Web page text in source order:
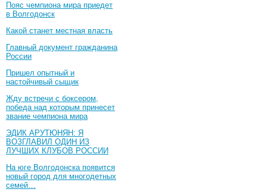
Пояс чемпиона мира приедет
в Волгодонск
Какой станет местная власть
Главный документ гражданина
России
Пришел опытный и
настойчивый сыщик
Жду встречи с боксером,
победа над которым принесет
звание чемпиона мира
ЭДИК АРУТЮНЯН: Я
ВОЗГЛАВИЛ ОДИН ИЗ
ЛУЧШИХ КЛУБОВ РОССИИ
На юге Волгодонска появится
новый город для многодетных
семей…